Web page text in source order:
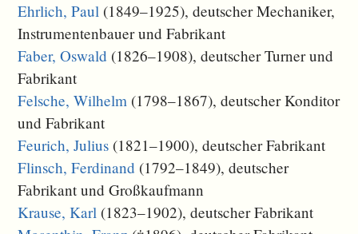
Ehrlich, Paul (1849–1925), deutscher Mechaniker,
Instrumentenbauer und Fabrikant
Faber, Oswald (1826–1908), deutscher Turner und
Fabrikant
Felsche, Wilhelm (1798–1867), deutscher Konditor
und Fabrikant
Feurich, Julius (1821–1900), deutscher Fabrikant
Flinsch, Ferdinand (1792–1849), deutscher
Fabrikant und Großkaufmann
Krause, Karl (1823–1902), deutscher Fabrikant